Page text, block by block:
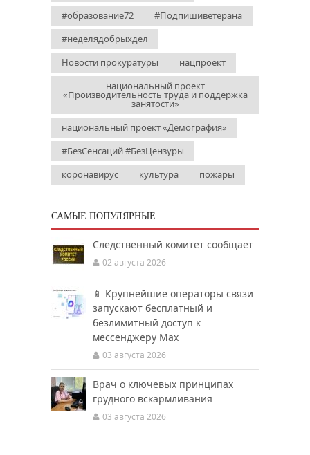
#образование72
#Подпишиветерана
#неделядобрыхдел
Новости прокуратуры
нацпроект
национальный проект
«Производительность труда и поддержка
занятости»
национальный проект «Демография»
#БезСенсаций #БезЦензуры
коронавирус
культура пожары
САМЫЕ ПОПУЛЯРНЫЕ
Следственный комитет сообщает
02 августа 2026
📱 Крупнейшие операторы связи
запускают бесплатный и
безлимитный доступ к
мессенджеру Мах
03 августа 2026
Врач о ключевых принципах
грудного вскармливания
03 августа 2026